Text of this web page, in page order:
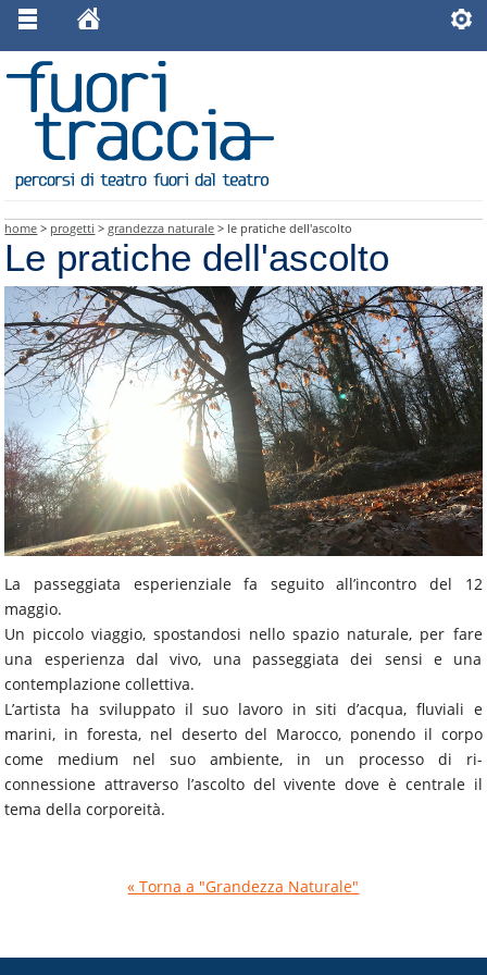
home > progetti >grandezza naturale > le pratiche dell'ascolto
Le pratiche dell'ascolto
La passeggiata esperienziale fa seguito all’incontro del 12
maggio.
Un piccolo viaggio, spostandosi nello spazio naturale, per fare
una esperienza dal vivo, una passeggiata dei sensi e una
contemplazione collettiva.
L’artista ha sviluppato il suo lavoro in siti d’acqua, fluviali e
marini, in foresta, nel deserto del Marocco, ponendo il corpo
come medium nel suo ambiente, in un processo di ri-
connessione attraverso l’ascolto del vivente dove è centrale il
tema della corporeità.
« Torna a "Grandezza Naturale"